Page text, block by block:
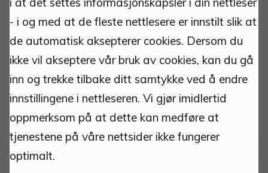
Tynset kommune
Torvgata 1
2500 Tynset
Org.nr.: 940837685
Kommunenummer: 3427
Bankkonto: 1813 52 30444
Bankkonto innbetaling faktura m/KID: 1813 52
- i og med at de fleste nettlesere er innstilt slik at
de automatisk aksepterer cookies. Dersom du
ikke vil akseptere vår bruk av cookies, kan du gå
inn og trekke tilbake ditt samtykke ved å endre
innstillingene i nettleseren. Vi gjør imidlertid
oppmerksom på at dette kan medføre at
tjenestene på våre nettsider ikke fungerer
optimalt.